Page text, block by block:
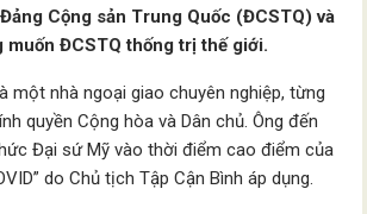
Cộng sản Trung Quốc (ĐCSTQ) và
muốn ĐCSTQ thống trị thế giới.
một nhà ngoại giao chuyên nghiệp, từng
quyền Cộng hòa và Dân chủ. Ông đến
Đại sứ Mỹ vào thời điểm cao điểm của
do Chủ tịch Tập Cận Bình áp dụng.